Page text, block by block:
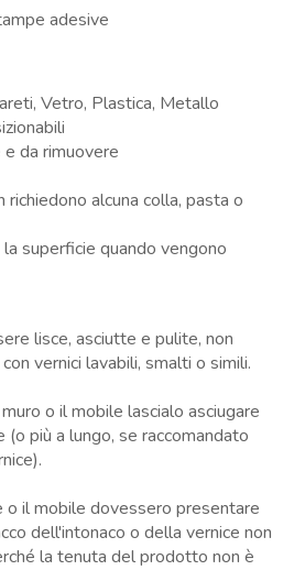
adesive
Vetro, Plastica, Metallo
da rimuovere
alcuna colla, pasta o
superficie quando vengono
lisce, asciutte e pulite, non
vernici lavabili, smalti o simili.
o il mobile lascialo asciugare
più a lungo, se raccomandato
o il mobile dovessero presentare
dell'intonaco o della vernice non
la tenuta del prodotto non è